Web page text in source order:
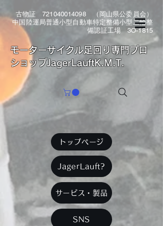
古物証721040014098（岡山県公委員会）
中国陸運局普通小型自動車特定整備小型二輪整
備認証工場 3O-1815
​モーターサイクル足回り専門プロ
ショップJagerLauftK.M.T.
トップページ
JagerLauft?
サービス・製品
SNS